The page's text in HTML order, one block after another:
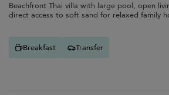
Beachfront Thai villa with large pool, open
direct access to soft sand for relaxed family
Breakfast Transfer